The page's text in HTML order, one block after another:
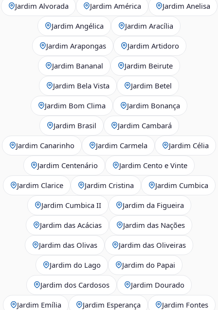
Jardim Alvorada Jardim América Jardim Anelisa
Jardim Angélica Jardim Aracília
Jardim Arapongas Jardim Artidoro
Jardim Bananal Jardim Beirute
Jardim Bela Vista Jardim Betel
Jardim Bom Clima Jardim Bonança
Jardim Brasil Jardim Cambará
Jardim Canarinho Jardim Carmela Jardim Célia
Jardim Centenário Jardim Cento e Vinte
Jardim Clarice Jardim Cristina Jardim Cumbica
Jardim Cumbica II Jardim da Figueira
Jardim das Acácias Jardim das Nações
Jardim das Olivas Jardim das Oliveiras
Jardim do Lago Jardim do Papai
Jardim dos Cardosos Jardim Dourado
Jardim Emília Jardim Esperança Jardim Fontes